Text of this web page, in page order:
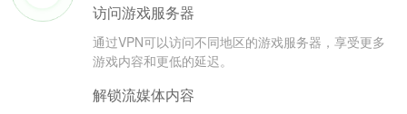
访问游戏服务器
通过VPN可以访问不同地区的游戏服务器，享受更多
游戏内容和更低的延迟。
解锁流媒体内容